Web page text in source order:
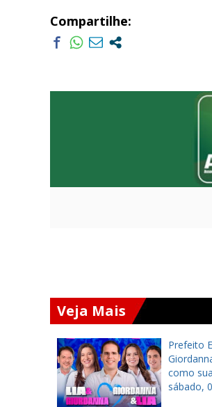
Compartilhe:
Veja Mais
Prefeito
como
sábado,